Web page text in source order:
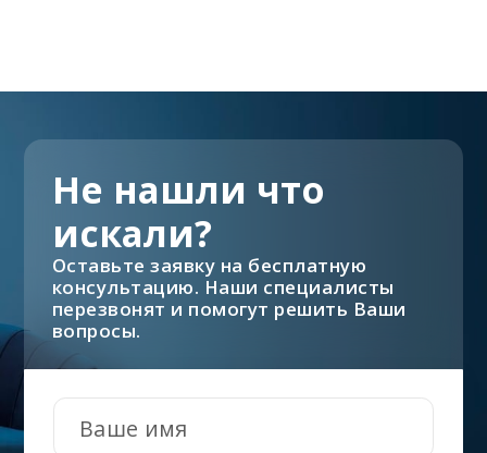
Не нашли что
искали?
Оставьте заявку на бесплатную
консультацию. Наши специалисты
перезвонят и помогут решить Ваши
вопросы.